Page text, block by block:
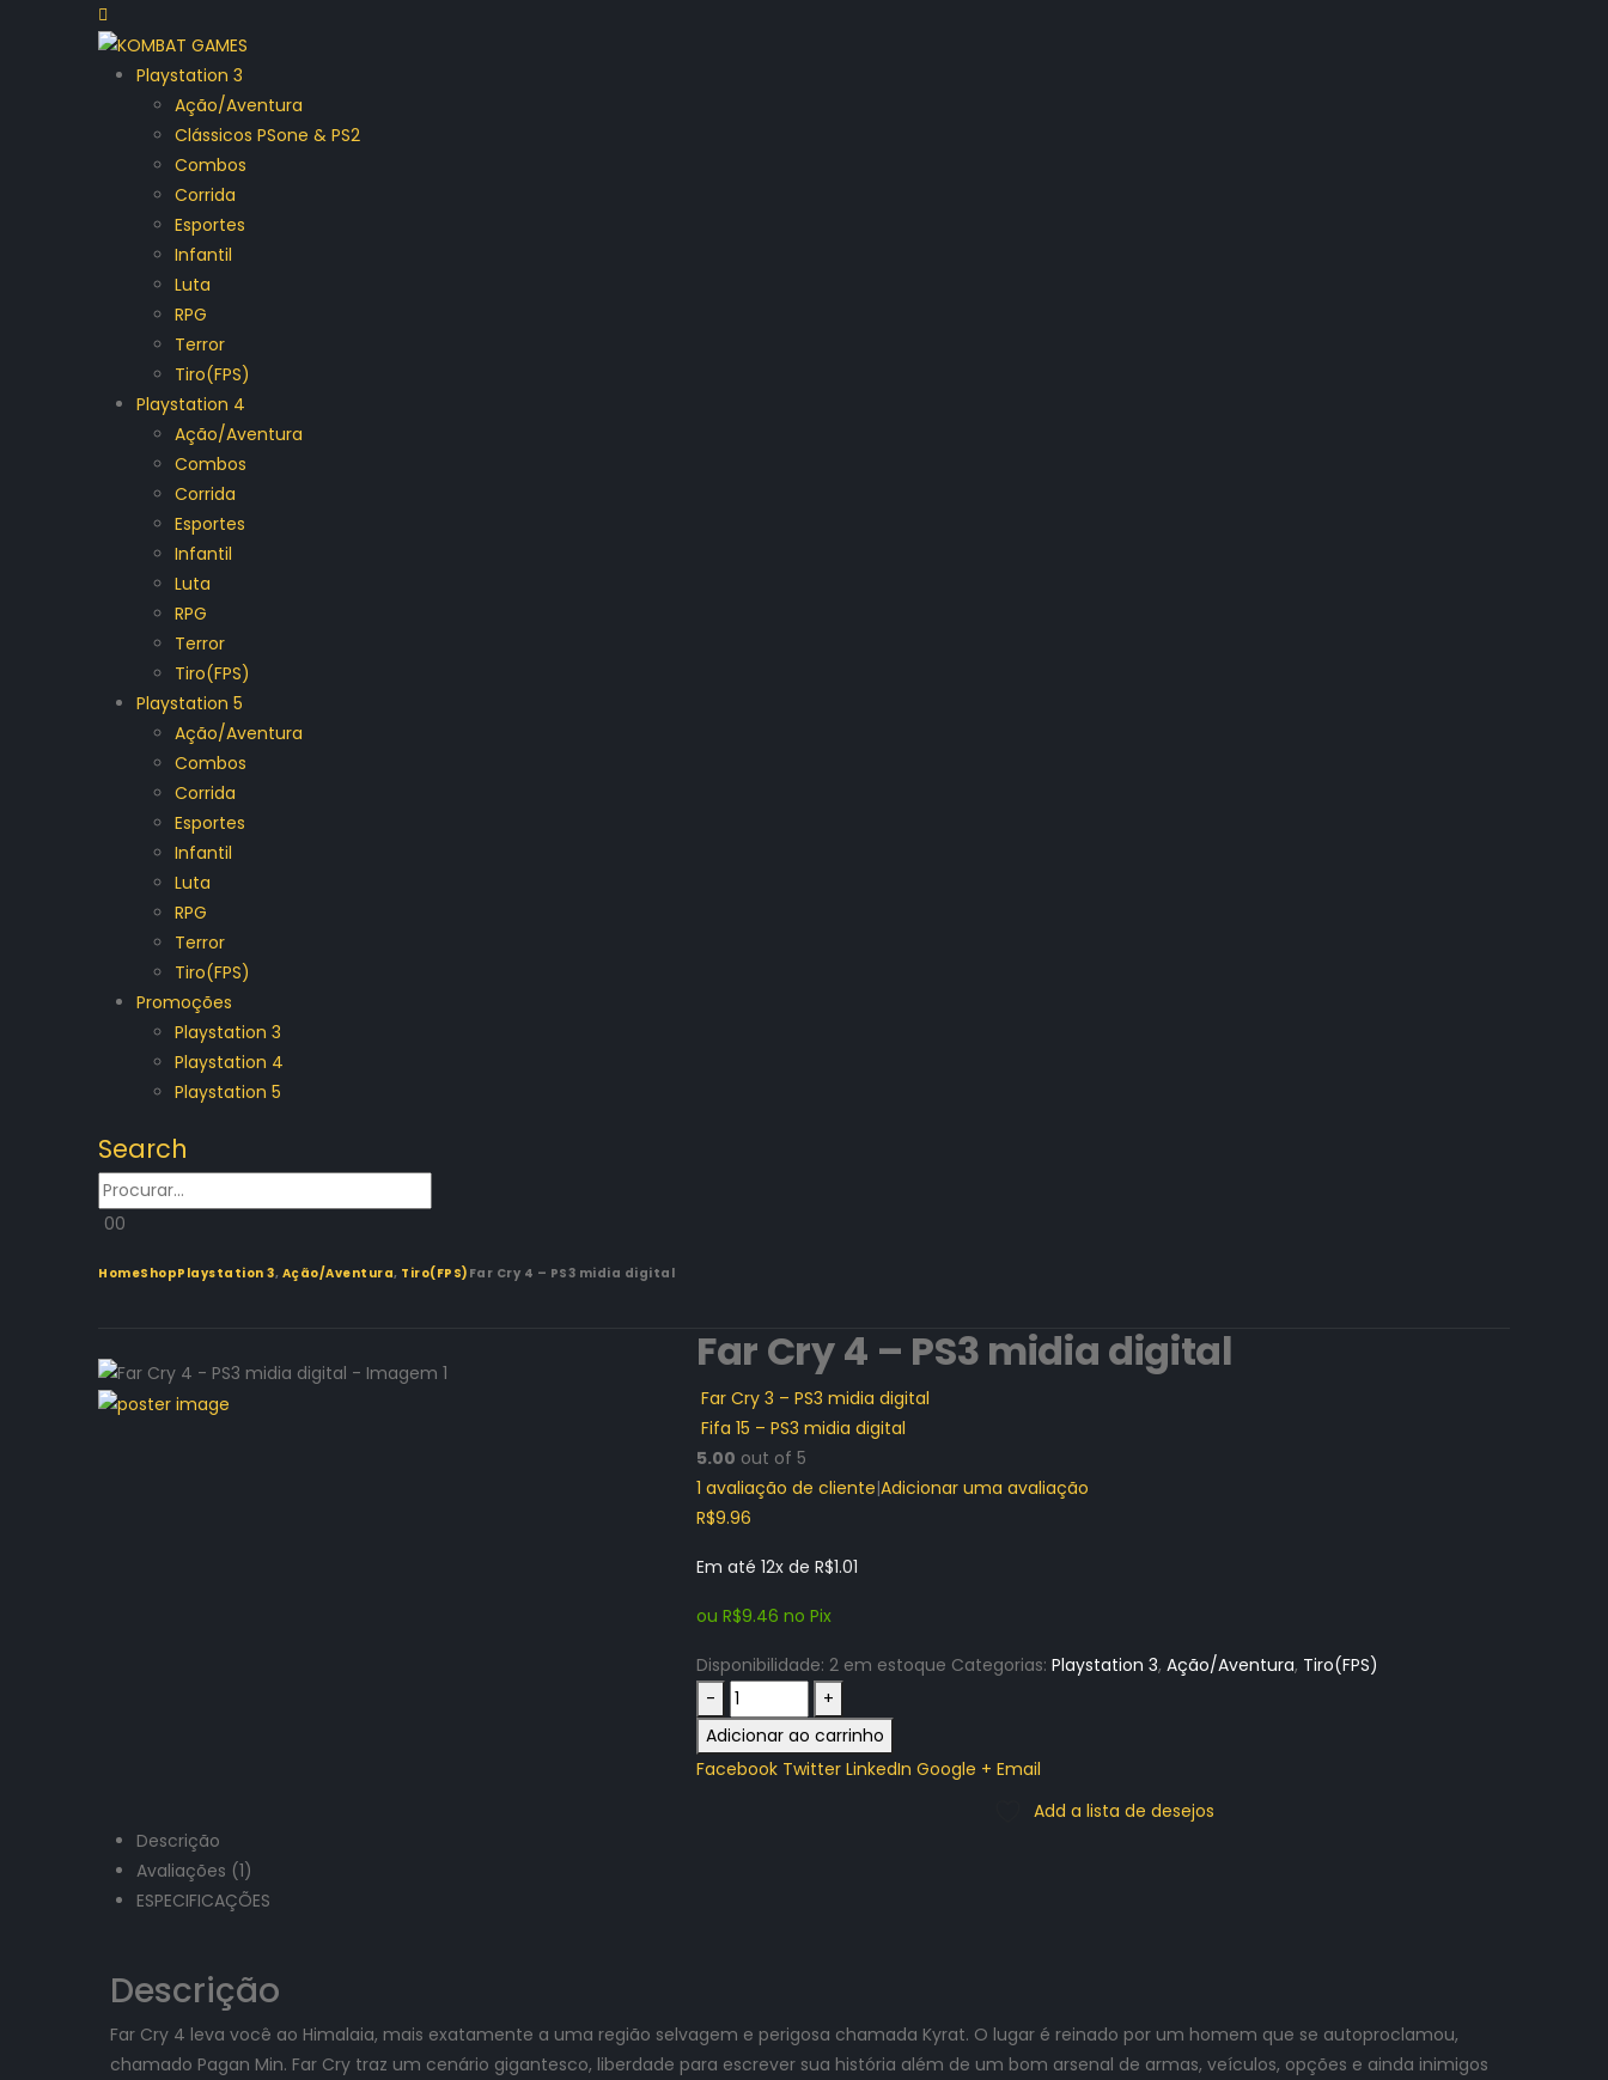
Playstation 3
Ação/Aventura
Clássicos PSone & PS2
Combos
Corrida
Esportes
Infantil
Luta
RPG
Terror
Tiro(FPS)
Playstation 4
Ação/Aventura
Combos
Corrida
Esportes
Infantil
Luta
RPG
Terror
Tiro(FPS)
Playstation 5
Ação/Aventura
Combos
Corrida
Esportes
Infantil
Luta
RPG
Terror
Tiro(FPS)
Promoções
Playstation 3
Playstation 4
Playstation 5
Search
00
HomeShopPlaystation 3, Ação/Aventura, Tiro(FPS) Far Cry 4 – PS3 midia digital
Far Cry 4 – PS3 midia digital
Far Cry 3 – PS3 midia digital
Fifa 15 – PS3 midia digital
5.00 out of 5
1 avaliação de cliente|Adicionar uma avaliação
R$9.96
Em até 12x de R$1.01
ou R$9.46 no Pix
Disponibilidade: 2 em estoque Categorias: Playstation 3, Ação/Aventura, Tiro(FPS)
-
+
Adicionar ao carrinho
Facebook Twitter LinkedIn Google + Email
Add a lista de desejos
Descrição
Avaliações (1)
ESPECIFICAÇÕES
Descrição
Far Cry 4 leva você ao Himalaia, mais exatamente a uma região selvagem e perigosa chamada Kyrat. O lugar é reinado por um homem que se autoproclamou,
chamado Pagan Min. Far Cry traz um cenário gigantesco, liberdade para escrever sua história além de um bom arsenal de armas, veículos, opções e ainda inimigos